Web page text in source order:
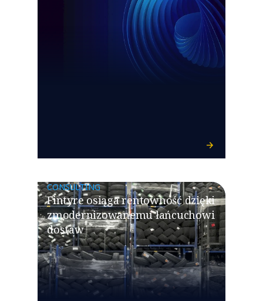
CONSULTING
Fintyre osiąga rentowność dzięki
zmodernizowanemu łańcuchowi
dostaw